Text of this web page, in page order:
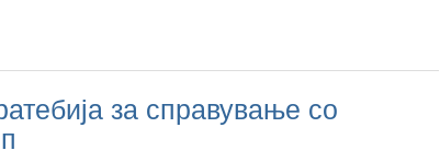
за справување со